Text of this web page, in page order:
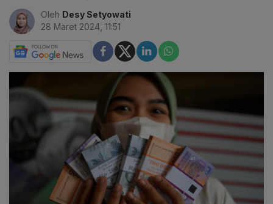
Oleh Desy Setyowati
28 Maret 2024, 11:51